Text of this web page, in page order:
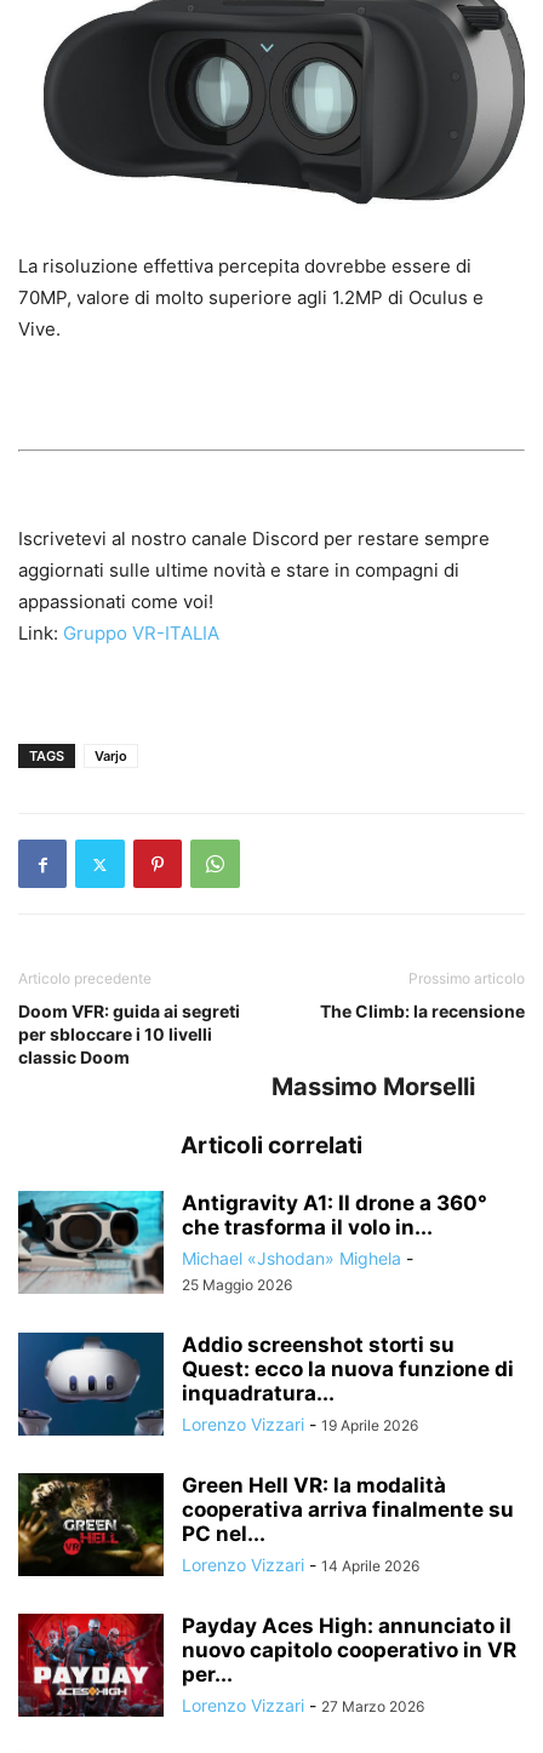
La risoluzione effettiva percepita dovrebbe essere di
70MP, valore di molto superiore agli 1.2MP di Oculus e
Vive.
Iscrivetevi al nostro canale Discord per restare sempre
aggiornati sulle ultime novità e stare in compagni di
appassionati come voi!
Link: Gruppo VR-ITALIA
TAGS Varjo
Articolo precedente
Doom VFR: guida ai segreti
per sbloccare i 10 livelli
classic Doom
Prossimo articolo
The Climb: la recensione
Massimo Morselli
Articoli correlati
Antigravity A1: Il drone a 360°
che trasforma il volo in...
Michael «Jshodan» Mighela -
25 Maggio 2026
Addio screenshot storti su
Quest: ecco la nuova funzione di
inquadratura...
Lorenzo Vizzari - 19 Aprile 2026
Green Hell VR: la modalità
cooperativa arriva finalmente su
PC nel...
Lorenzo Vizzari - 14 Aprile 2026
Payday Aces High: annunciato il
nuovo capitolo cooperativo in VR
per...
Lorenzo Vizzari - 27 Marzo 2026